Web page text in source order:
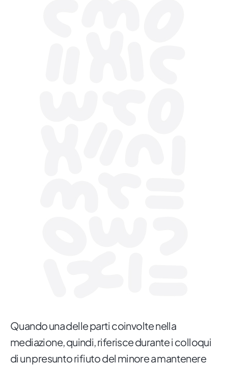
Quando una delle parti coinvolte nella
mediazione, quindi, riferisce durante i colloqui
di un presunto rifiuto del minore a mantenere